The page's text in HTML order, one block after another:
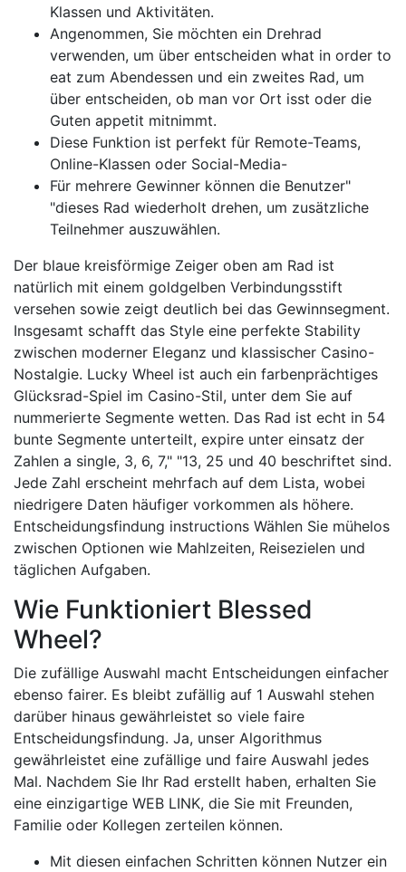
Klassen und Aktivitäten.
Angenommen, Sie möchten ein Drehrad
verwenden, um über entscheiden what in order to
eat zum Abendessen und ein zweites Rad, um
über entscheiden, ob man vor Ort isst oder die
Guten appetit mitnimmt.
Diese Funktion ist perfekt für Remote-Teams,
Online-Klassen oder Social-Media-
Für mehrere Gewinner können die Benutzer"
"dieses Rad wiederholt drehen, um zusätzliche
Teilnehmer auszuwählen.
Der blaue kreisförmige Zeiger oben am Rad ist
natürlich mit einem goldgelben Verbindungsstift
versehen sowie zeigt deutlich bei das Gewinnsegment.
Insgesamt schafft das Style eine perfekte Stability
zwischen moderner Eleganz und klassischer Casino-
Nostalgie. Lucky Wheel ist auch ein farbenprächtiges
Glücksrad-Spiel im Casino-Stil, unter dem Sie auf
nummerierte Segmente wetten. Das Rad ist echt in 54
bunte Segmente unterteilt, expire unter einsatz der
Zahlen a single, 3, 6, 7," "13, 25 und 40 beschriftet sind.
Jede Zahl erscheint mehrfach auf dem Lista, wobei
niedrigere Daten häufiger vorkommen als höhere.
Entscheidungsfindung instructions Wählen Sie mühelos
zwischen Optionen wie Mahlzeiten, Reisezielen und
täglichen Aufgaben.
Wie Funktioniert Blessed
Wheel?
Die zufällige Auswahl macht Entscheidungen einfacher
ebenso fairer. Es bleibt zufällig auf 1 Auswahl stehen
darüber hinaus gewährleistet so viele faire
Entscheidungsfindung. Ja, unser Algorithmus
gewährleistet eine zufällige und faire Auswahl jedes
Mal. Nachdem Sie Ihr Rad erstellt haben, erhalten Sie
eine einzigartige WEB LINK, die Sie mit Freunden,
Familie oder Kollegen zerteilen können.
Mit diesen einfachen Schritten können Nutzer ein